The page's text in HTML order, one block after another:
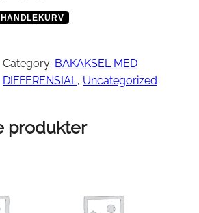
Category: BAKAKSEL MED
DIFFERENSIAL , Uncategorized
produkter